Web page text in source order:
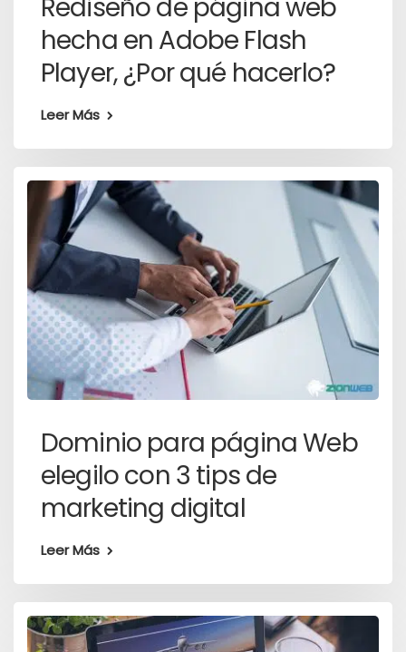
Rediseño de página web
hecha en Adobe Flash
Player, ¿Por qué hacerlo?
Leer Más
Dominio para página Web
elegilo con 3 tips de
marketing digital
Leer Más